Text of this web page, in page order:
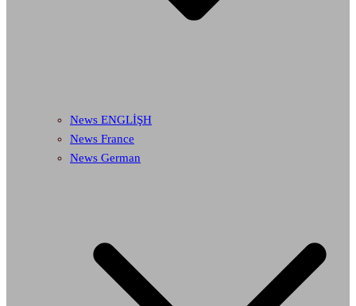
News ENGLİŞH
News France
News German